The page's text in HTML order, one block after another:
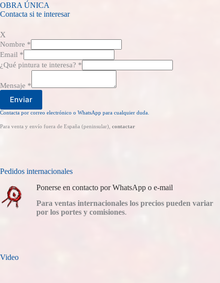
OBRA ÚNICA
Contacta si te interesar
X
Nombre *
Email *
¿Qué pintura te interesa? *
Mensaje *
Enviar
Contacta por correo electrónico o WhatsApp para cualquier duda.
Para venta y envío fuera de España (peninsular), contactar
Pedidos internacionales
Ponerse en contacto por WhatsApp o e-mail
Para ventas internacionales los precios pueden variar
por los portes y comisiones.
Video